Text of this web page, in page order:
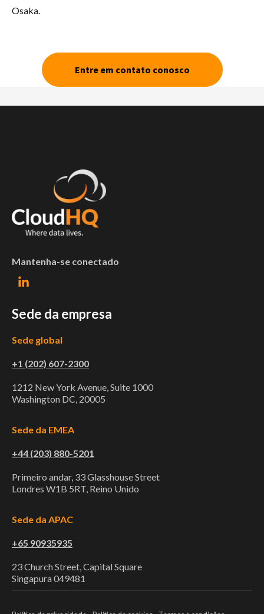
Osaka.
Entre em contato conosco
Mantenha-se conectado
Sede da empresa
Sede global
+1 (202) 607-2300
1212 New York Avenue, Suite 1000
Washington DC, 20005
Sede da EMEA
+44 (203) 880-5201
Primeiro andar, 33 Glasshouse Street
Londres W1B 5RT, Reino Unido
Sede da APAC
+65 90935935
23 Church Street, Capital Square
Singapura 049481